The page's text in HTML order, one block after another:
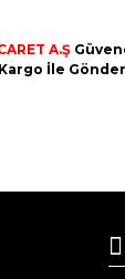
A.Ş
İle
Yorum Yaz